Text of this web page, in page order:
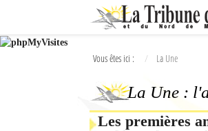
Ok
L'actualité à Diego Suarez
Vous êtes ici : La Une
La Une :
Les premières